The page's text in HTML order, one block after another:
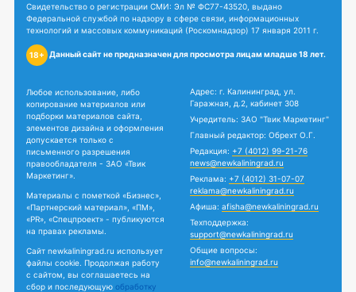
Свидетельство о регистрации СМИ: Эл № ФС77-43520, выдано
Федеральной службой по надзору в сфере связи, информационных
технологий и массовых коммуникаций (Роскомнадзор) 17 января 2011 г.
18+ Данный сайт не предназначен для просмотра лицам младше 18 лет.
Любое использование, либо
копирование материалов или
подборки материалов сайта,
элементов дизайна и оформления
допускается только с
письменного разрешения
правообладателя - ЗАО «Твик
Маркетинг».
Материалы с пометкой «Бизнес»,
«Партнерский материал», «ПМ»,
«PR», «Спецпроект» - публикуются
на правах рекламы.
Сайт newkaliningrad.ru использует
файлы cookie. Продолжая работу
с сайтом, вы соглашаетесь на
сбор и последующую обработку
Адрес: г. Калининград, ул.
Гаражная, д.2, кабинет 308
Учредитель: ЗАО "Твик Маркетинг"
Главный редактор: Обрехт О.Г.
Редакция: +7 (4012) 99-21-76
news@newkaliningrad.ru
Реклама: +7 (4012) 31-07-07
reklama@newkaliningrad.ru
Афиша: afisha@newkaliningrad.ru
Техподдержка:
support@newkaliningrad.ru
Общие вопросы:
info@newkaliningrad.ru